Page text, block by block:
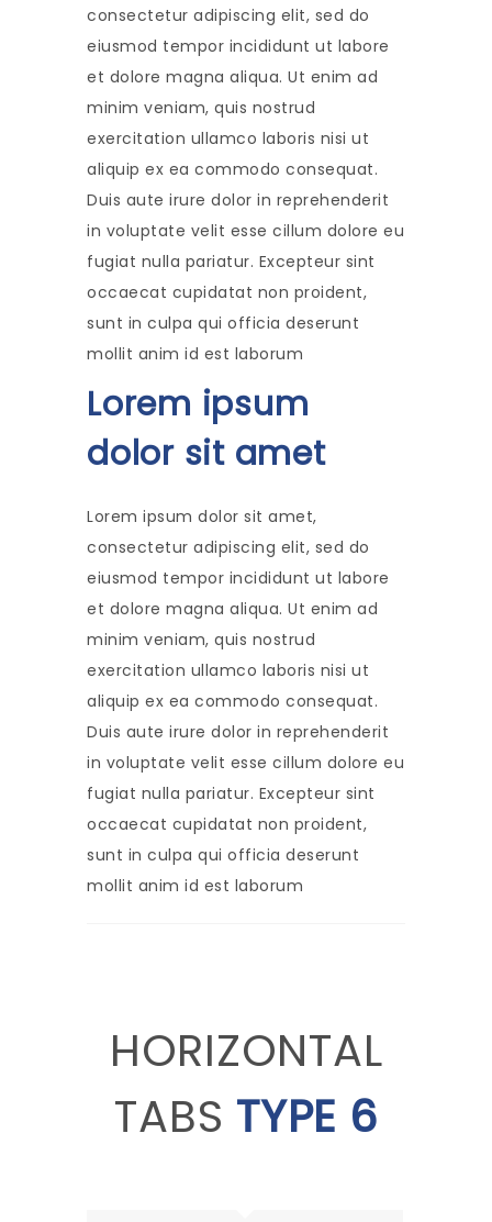
consectetur adipiscing elit, sed do
eiusmod tempor incididunt ut labore
et dolore magna aliqua. Ut enim ad
minim veniam, quis nostrud
exercitation ullamco laboris nisi ut
aliquip ex ea commodo consequat.
Duis aute irure dolor in reprehenderit
in voluptate velit esse cillum dolore eu
fugiat nulla pariatur. Excepteur sint
occaecat cupidatat non proident,
sunt in culpa qui officia deserunt
mollit anim id est laborum
Lorem ipsum
dolor sit amet
Lorem ipsum dolor sit amet,
consectetur adipiscing elit, sed do
eiusmod tempor incididunt ut labore
et dolore magna aliqua. Ut enim ad
minim veniam, quis nostrud
exercitation ullamco laboris nisi ut
aliquip ex ea commodo consequat.
Duis aute irure dolor in reprehenderit
in voluptate velit esse cillum dolore eu
fugiat nulla pariatur. Excepteur sint
occaecat cupidatat non proident,
sunt in culpa qui officia deserunt
mollit anim id est laborum
HORIZONTAL
TABS TYPE 6